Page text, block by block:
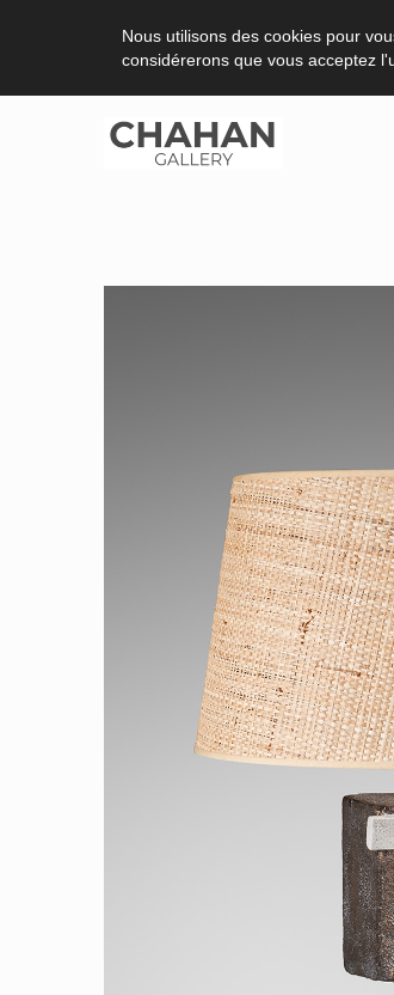
Nous utilisons des cookies pour
considérerons que vous acceptez